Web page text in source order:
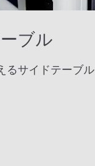
ブル
るサイドテーブル